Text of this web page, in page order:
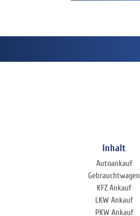
Inhalt
Autoankauf
Gebrauchtwagen
KFZ Ankauf
LKW Ankauf
PKW Ankauf